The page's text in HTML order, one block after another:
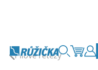
Košík
Pilové řetězy